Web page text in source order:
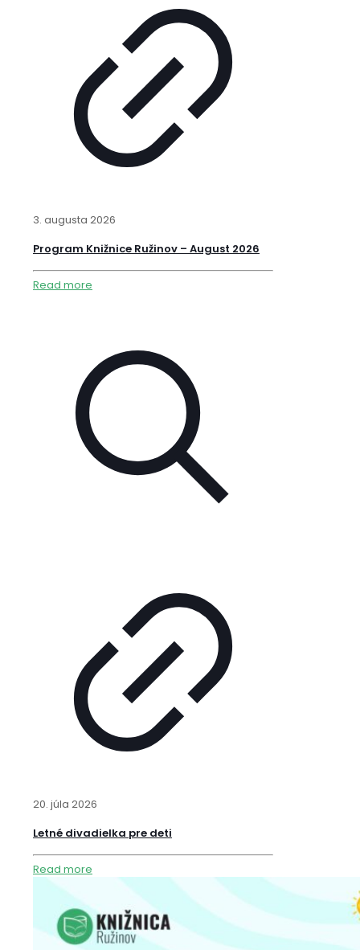
3. augusta 2026
Program Knižnice Ružinov – August 2026
Read more
20. júla 2026
Letné divadielka pre deti
Read more